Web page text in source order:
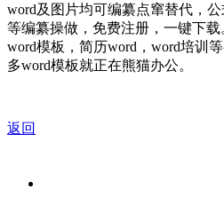
word及图片均可编纂点窜替代，
等编纂操做，免费注册，一键下
word模板，简历word，word培训
多word模板就正在熊猫办公。
返回